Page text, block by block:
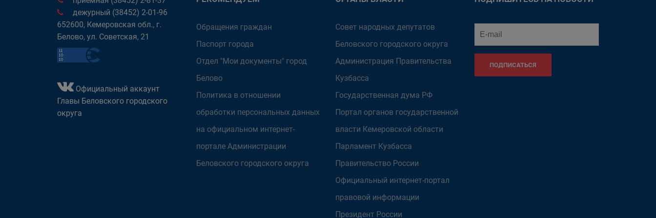
дежурный (38452) 2-01-96
652600, Кемеровская обл., г.
Белово, ул. Советская, 21
Официальный аккаунт
Главы Беловского городского
округа
Обращения граждан
Паспорт города
Отдел "Мои документы" город
Белово
Политика в отношении
обработки персональных данных
на официальном интернет-
портале Администрации
Беловского городского округа
Совет народных депутатов
Беловского городского округа
Администрация Правительства
Кузбасса
Государственная дума РФ
Портал органов государственной
власти Кемеровской области
Парламент Кузбасса
Правительство России
Официальный интернет-портал
правовой информации
Президент России
ПОДПИСАТЬСЯ